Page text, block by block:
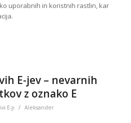
uporabnih in koristnih rastlin, kar
E-jev – nevarnih
z oznako E
E-ji / Aleksander